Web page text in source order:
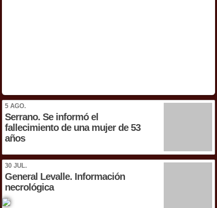
5 AGO.
Serrano. Se informó el
fallecimiento de una mujer de 53
años
30 JUL.
General Levalle. Información
necrológica